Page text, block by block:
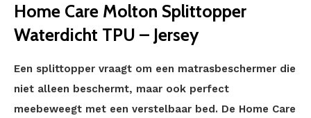
Home Care Molton Splittopper
Waterdicht TPU – Jersey
Een splittopper vraagt om een matrasbeschermer die
niet alleen beschermt, maar ook perfect
meebeweegt met een verstelbaar bed. De Home Care